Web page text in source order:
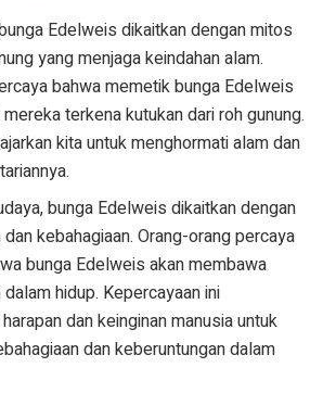
Edelweis dikaitkan dengan mitos
yang menjaga keindahan alam.
bahwa memetik bunga Edelweis
terkena kutukan dari roh gunung.
kita untuk menghormati alam dan
bunga Edelweis dikaitkan dengan
kebahagiaan. Orang-orang percaya
bunga Edelweis akan membawa
hidup. Kepercayaan ini
dan keinginan manusia untuk
dan keberuntungan dalam